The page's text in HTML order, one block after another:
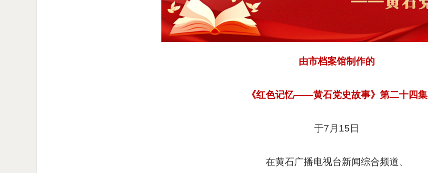
由市档案馆制作的
《红色记忆——黄石党史故事》 第二十四集
于7月15日
在黄石广播电视台新闻综合频道、